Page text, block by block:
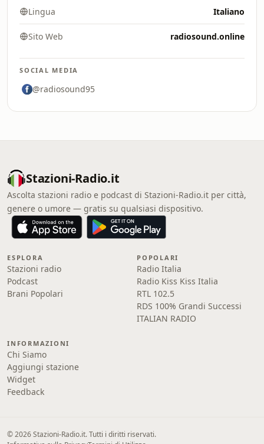
Lingua Italiano
Sito Web radiosound.online
SOCIAL MEDIA
@radiosound95
Stazioni-Radio.it
Ascolta stazioni radio e podcast di Stazioni-Radio.it per città,
genere o umore — gratis su qualsiasi dispositivo.
ESPLORA
Stazioni radio
Podcast
Brani Popolari
POPOLARI
Radio Italia
Radio Kiss Kiss Italia
RTL 102.5
RDS 100% Grandi Successi
ITALIAN RADIO
INFORMAZIONI
Chi Siamo
Aggiungi stazione
Widget
Feedback
© 2026 Stazioni-Radio.it. Tutti i diritti riservati.